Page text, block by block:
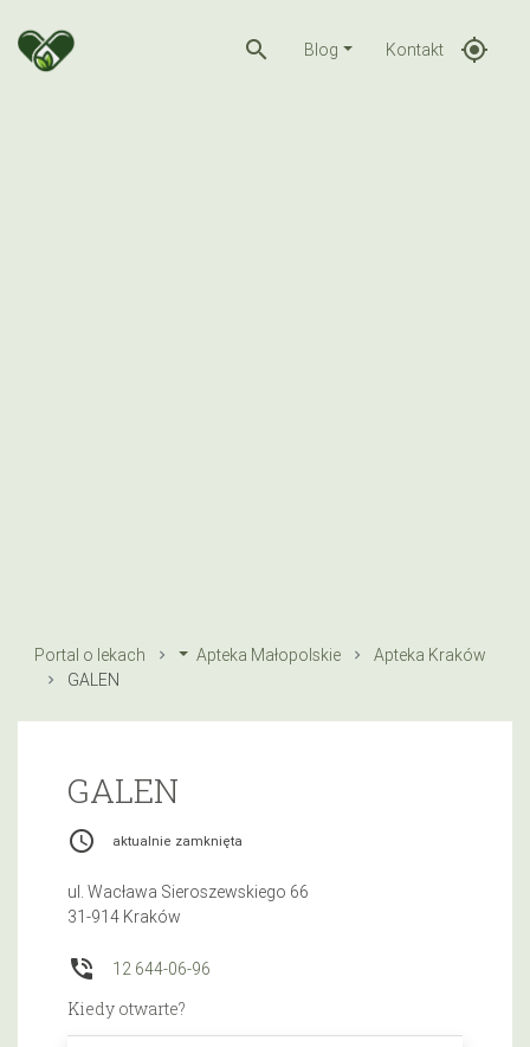
search Blog Kontakt gps_fixed
Portal o lekach Apteka Małopolskie
Apteka Kraków
GALEN
GALEN
access_time aktualnie zamknięta
ul. Wacława Sieroszewskiego 66
31-914 Kraków
phone_in_talk 12 644-06-96
Kiedy otwarte?